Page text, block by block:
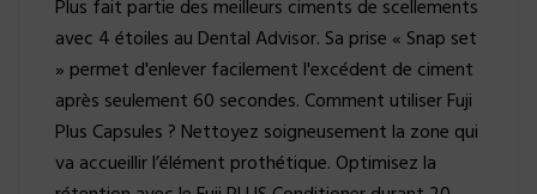
Plus fait partie des meilleurs ciments de scellements
avec 4 étoiles au Dental Advisor. Sa prise « Snap set
» permet d'enlever facilement l'excédent de ciment
après seulement 60 secondes. Comment utiliser Fuji
Plus Capsules ? Nettoyez soigneusement la zone qui
va accueillir l’élément prothétique. Optimisez la